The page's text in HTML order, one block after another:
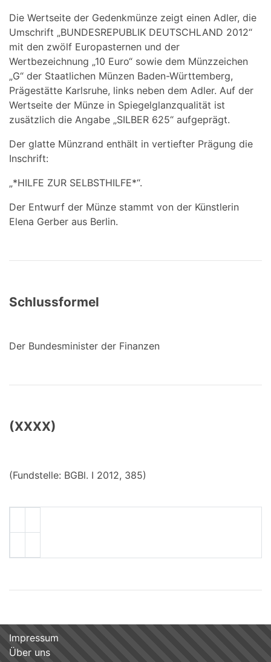
Die Wertseite der Gedenkmünze zeigt einen Adler, die
Umschrift „BUNDESREPUBLIK DEUTSCHLAND 2012“
mit den zwölf Europasternen und der
Wertbezeichnung „10 Euro“ sowie dem Münzzeichen
„G“ der Staatlichen Münzen Baden-Württemberg,
Prägestätte Karlsruhe, links neben dem Adler. Auf der
Wertseite der Münze in Spiegelglanzqualität ist
zusätzlich die Angabe „SILBER 625“ aufgeprägt.
Der glatte Münzrand enthält in vertiefter Prägung die
Inschrift:
„*HILFE ZUR SELBSTHILFE*“.
Der Entwurf der Münze stammt von der Künstlerin
Elena Gerber aus Berlin.
Schlussformel
Der Bundesminister der Finanzen
(XXXX)
(Fundstelle: BGBl. I 2012, 385)
Impressum
Über uns